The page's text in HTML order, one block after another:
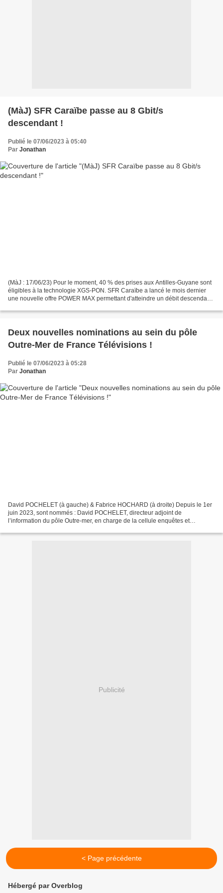
(MàJ) SFR Caraïbe passe au 8 Gbit/s
descendant !
Publié le 07/06/2023 à 05:40
Par Jonathan
(MàJ : 17/06/23) Pour le moment, 40 % des prises aux Antilles-Guyane sont
éligibles à la technologie XGS-PON. SFR Caraïbe a lancé le mois dernier
une nouvelle offre POWER MAX permettant d'atteindre un débit descendant
Deux nouvelles nominations au sein du pôle
Outre-Mer de France Télévisions !
Publié le 07/06/2023 à 05:28
Par Jonathan
David POCHELET (à gauche) & Fabrice HOCHARD (à droite) Depuis le 1er
juin 2023, sont nommés : David POCHELET, directeur adjoint de
l’information du pôle Outre-mer, en charge de la cellule enquêtes et
Publicité
< Page précédente
Hébergé par Overblog